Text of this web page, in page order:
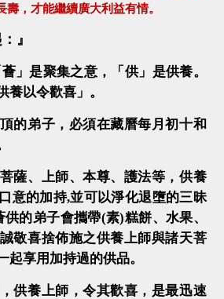
，才能繼續廣大利益有情。
』
薈」是聚集之意，「供」是供養。
養以令歡喜」。
的弟子，必須在藏曆每月初十和
薩、上師、本尊、護法等，供養
意的加持,並可以淨化退墮的三昧
供的弟子會攜帶(素)糕餅、水果、
敬喜捨佈施之供養上師與諸天菩
起享用加持過的供品。
供養上師，令其歡喜，是最迅速